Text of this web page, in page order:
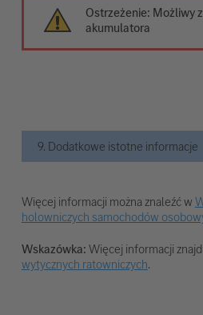
Ostrzeżenie: Możliwy
akumulatora
9. Dodatkowe istotne informacje
Więcej informacji można znaleźć w
holowniczych samochodów
Wskazówka:Więcej informacji
wytycznych ratowniczych.